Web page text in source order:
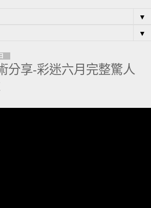
▼
▼
分享-彩迷六月完整驚人